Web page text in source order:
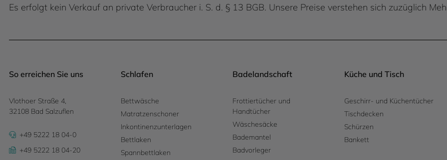
Es erfolgt kein Verkauf an private Verbraucher i. S. d. § 13 BGB. Unsere Preise verstehen sich zuzüglich
So erreichen Sie uns
Vlothoer Straße 4,
32108 Bad Salzuflen
+49 5222 18 04-0
+49 5222 18 04-20
Schlafen
Bettwäsche
Matratzenschoner
Inkontinenzunterlagen
Bettlaken
Spannbettlaken
Badelandschaft
Frottiertücher und
Handtücher
Wäschesäcke
Bademantel
Badvorleger
Küche und Tisch
Geschirr- und Küchentücher
Tischdecken
Schürzen
Bankett